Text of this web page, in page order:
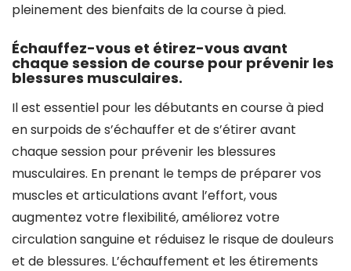
pleinement des bienfaits de la course à pied.
Échauffez-vous et étirez-vous avant
chaque session de course pour prévenir les
blessures musculaires.
Il est essentiel pour les débutants en course à pied
en surpoids de s’échauffer et de s’étirer avant
chaque session pour prévenir les blessures
musculaires. En prenant le temps de préparer vos
muscles et articulations avant l’effort, vous
augmentez votre flexibilité, améliorez votre
circulation sanguine et réduisez le risque de douleurs
et de blessures. L’échauffement et les étirements